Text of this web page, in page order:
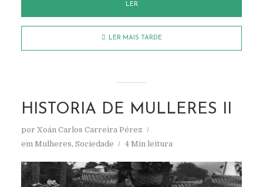
LER
LER MAIS TARDE
HISTORIA DE MULLERES II
por Xoán Carlos Carreira Pérez
em Mulheres, Sociedade 4 Min leitura